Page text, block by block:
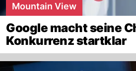
Mountain View
Google macht seine
Konkurrenz startklar